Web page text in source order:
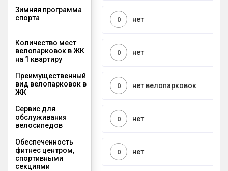
Зимняя программа
спорта
нет
0
Количество мест
велопарковок в ЖК
на 1 квартиру
нет
0
Преимущественный
вид велопарковок в
ЖК
нет велопарковок
0
Сервис для
обслуживания
велосипедов
нет
0
Обеспеченность
фитнес центром,
спортивными
секциями
нет
0